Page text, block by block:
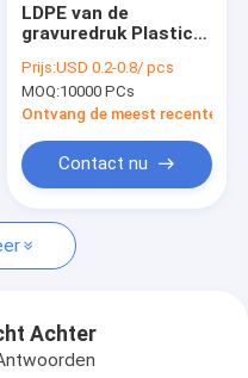
LDPE van de
gravuredruk Plastic
36x56“ met
Koordband
Prijs:USD 0.2-0.8/ pcs
MOQ:10000 PCs
Ontvang de meest recente
Contact nu
Achter